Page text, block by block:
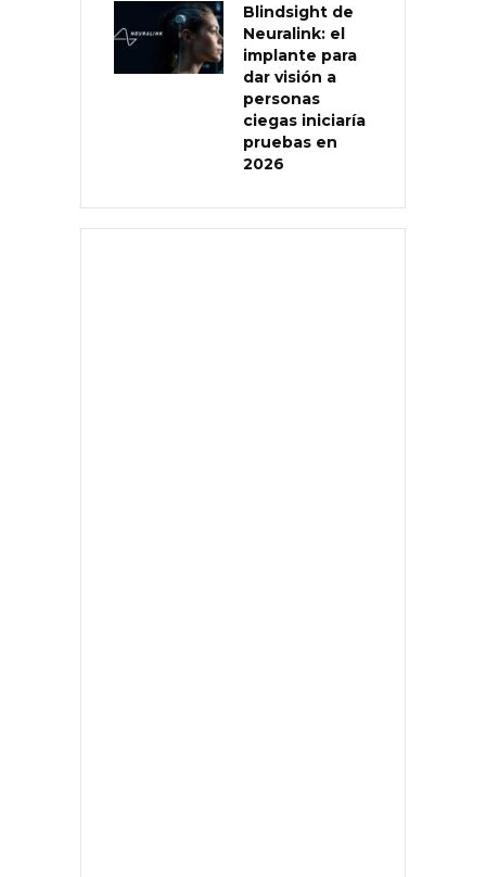
Blindsight de
Neuralink: el
implante para
dar visión a
personas
ciegas iniciaría
pruebas en
2026